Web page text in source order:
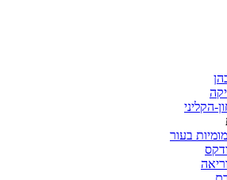
הקליני
בעור